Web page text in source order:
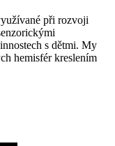
při rozvoji
s dětmi. My
hemisfér kreslením